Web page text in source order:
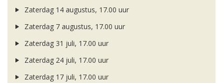
Zaterdag 14 augustus, 17.00 uur
Zaterdag 7 augustus, 17.00 uur
Zaterdag 31 juli, 17.00 uur
Zaterdag 24 juli, 17.00 uur
Zaterdag 17 juli, 17.00 uur